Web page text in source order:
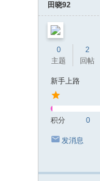
田晓92
0
主题
2
回帖
新手上路
积分 0
发消息